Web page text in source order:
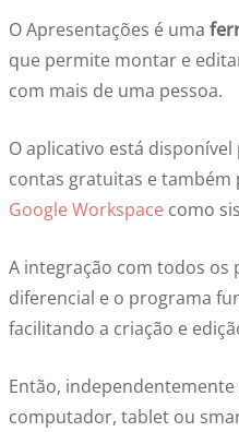
O Apresentações é uma
que permite montar e
com mais de uma pessoa.
O aplicativo está
contas gratuitas e também
Google Workspace como
A integração com todos os
diferencial e o programa
facilitando a criação e
Então,
computador, tablet ou